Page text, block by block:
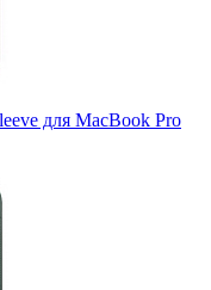
для MacBook Pro